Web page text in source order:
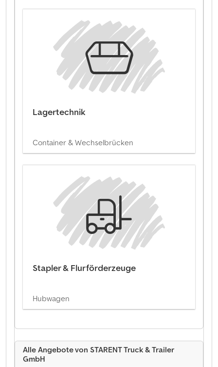
Lagertechnik
Container & Wechselbrücken
Stapler & Flurförderzeuge
Hubwagen
Alle Angebote von STARENT Truck & Trailer
GmbH